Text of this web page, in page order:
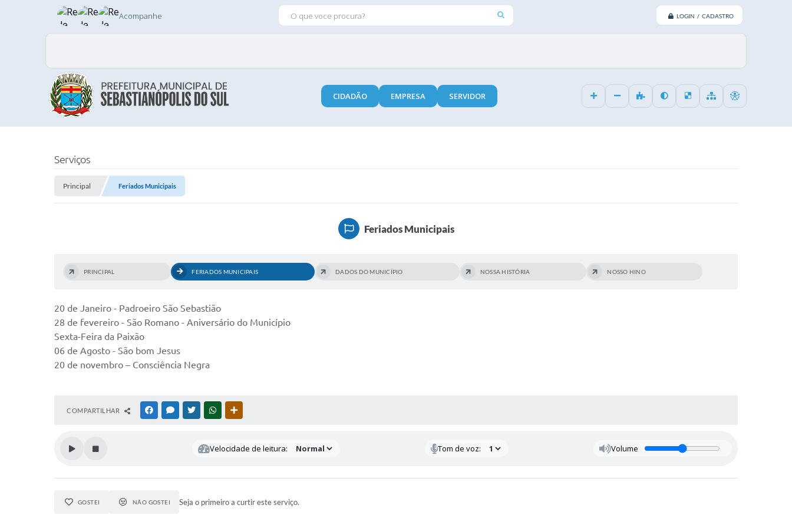
LOGIN / CADASTRO
O QUE VOCE PROCURA?
Acompanhe
CIDADÃO EMPRESA SERVIDOR
Serviços
Principal Feriados Municipais
Feriados Municipais
PRINCIPAL FERIADOS MUNICIPAIS DADOS DO MUNICÍPIO NOSSA HISTÓRIA NOSSO HINO
20 de Janeiro - Padroeiro São Sebastião
28 de fevereiro - São Romano - Aniversário do Município
Sexta-Feira da Paixão
06 de Agosto - São bom Jesus
20 de novembro – Consciência Negra
COMPARTILHAR FACEBOOKMESSENGER
TWITTERWHATSAPP
Velocidade de leitura: Tom de voz: Volume
GOSTEI NÃO GOSTEI Seja o primeiro a curtir este serviço.